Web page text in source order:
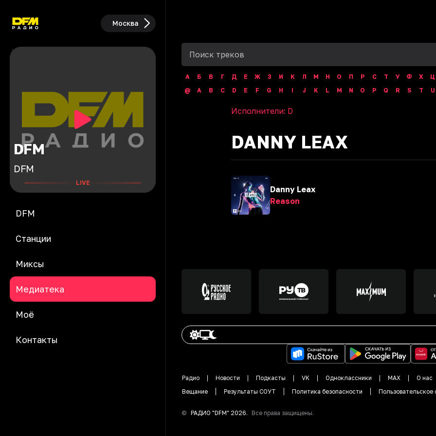
Москва
DFM
DFM
LIVE
DFM
Станции
Миксы
Медиатека
Моё
Контакты
А Б В Г Д Е Ж З И К Л М Н О П Р С Т У Ф Х Ц
@
A B C D E F G H I J K L M N O P Q R S T U
Исполнители: D
DANNY LEAX
Danny Leax
Reason
Радио Новости Подкасты VK Одноклассники MAX О нас
Вещание
Результаты СОУТ Политика безопасности Пользовательское
© РАДИО "DFM" 2026. Все права защищены.